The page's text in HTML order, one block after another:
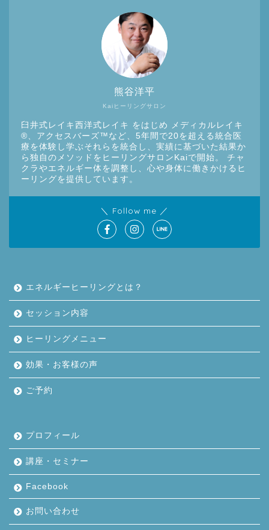
Kaiヒーリングサロン
熊谷洋平
臼井式レイキ西洋式レイキ をはじめ メディカルレイキ
®︎、アクセスバーズ™など、5年間で20を超える統合医
療を体験し学ぶそれらを統合し、実績に基づいた結果か
ら独自のメソッドをヒーリングサロンKaiで開始。 チャ
クラやエネルギー体を調整し、心や身体に働きかけるヒ
ーリングを提供しています。
＼ Follow me ／
エネルギーヒーリングとは？
セッション内容
ヒーリングメニュー
効果・お客様の声
ご予約
プロフィール
講座・セミナー
Facebook
お問い合わせ